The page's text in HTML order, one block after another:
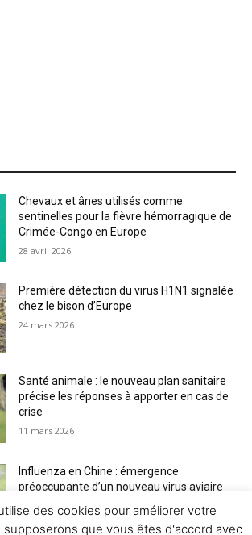
Chevaux et ânes utilisés comme
sentinelles pour la fièvre hémorragique de
Crimée-Congo en Europe
28 avril 2026
Première détection du virus H1N1 signalée
chez le bison d’Europe
24 mars 2026
Santé animale : le nouveau plan sanitaire
précise les réponses à apporter en cas de
crise
11 mars 2026
Influenza en Chine : émergence
préoccupante d’un nouveau virus aviaire
des cookies pour améliorer votre
que vous êtes d'accord avec